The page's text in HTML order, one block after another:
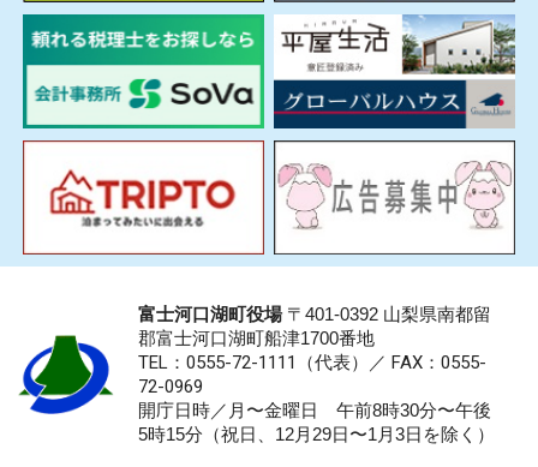
富士河口湖町役場〒401-0392 山梨県南都留
郡富士河口湖町船津1700番地
TEL：0555-72-1111 （代表）／ FAX：0555-
72-0969
開庁日時／月〜金曜日 午前8時30分〜午後
5時15分（祝日、12月29日〜1月3日を除く）